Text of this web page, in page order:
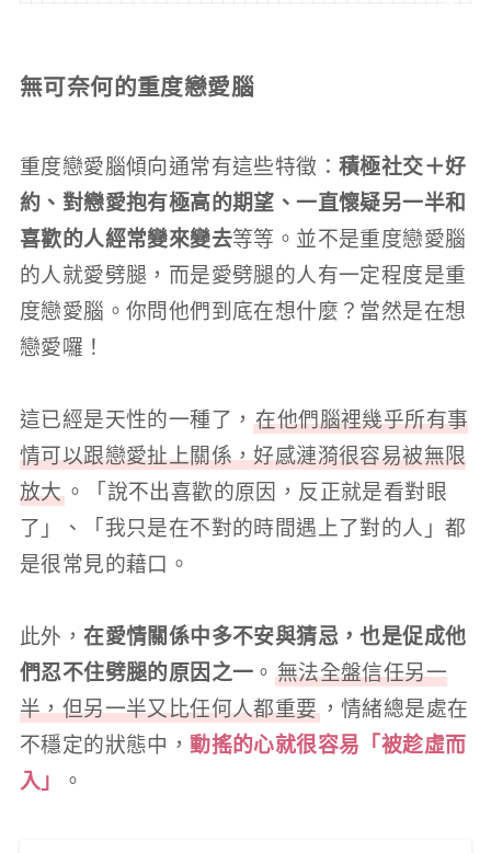
無可奈何的重度戀愛腦
重度戀愛腦傾向通常有這些特徵： 積極社交＋好
約、對戀愛抱有極高的期望、一直懷疑另一半和
喜歡的人經常變來變去等等。並不是重度戀愛腦
的人就愛劈腿，而是愛劈腿的人有一定程度是重
度戀愛腦。你問他們到底在想什麼？當然是在想
戀愛囉！
這已經是天性的一種了，在他們腦裡幾乎所有事
情可以跟戀愛扯上關係，好感漣漪很容易被無限
放大。「說不出喜歡的原因，反正就是看對眼
了」、「我只是在不對的時間遇上了對的人」都
是很常見的藉口。
此外，在愛情關係中多不安與猜忌，也是促成他
們忍不住劈腿的原因之一 。 無法全盤信任另一
半，但另一半又比任何人都重要，情緒總是處在
不穩定的狀態中，動搖的心就很容易「被趁虛而
入」
。